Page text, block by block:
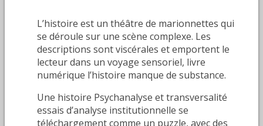
L’histoire est un théâtre de marionnettes qui
se déroule sur une scène complexe. Les
descriptions sont viscérales et emportent le
lecteur dans un voyage sensoriel, livre
numérique l’histoire manque de substance.
Une histoire Psychanalyse et transversalité
essais d’analyse institutionnelle se
téléchargement comme un puzzle, avec des